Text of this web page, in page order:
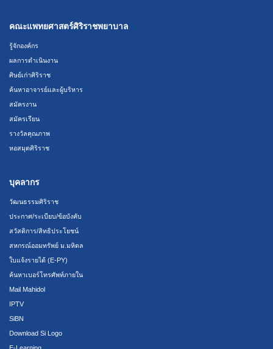
คณะแพทยศาสตร์ศิริราชพยาบาล
รู้จักองค์กร
ผลการดำเนินงาน
ศิษย์เก่าศิริราช
ค้นหาอาจารย์และผู้บริหาร
สมัครงาน
สมัครเรียน
รางวัลคุณภาพ
หอสมุดศิริราช
บุคลากร
วัฒนธรรมศิริราช
ประกาศ/ระเบียบ/ข้อบังคับ
สวัสดิการ/สิทธิประโยชน์
สหกรณ์ออมทรัพย์ ม.มหิดล
ใบแจ้งรายได้ (E-PY)
ค้นหาเบอร์โทรศัพท์ภายใน
Mail Mahidol
IPTV
SiBN
Download Si Logo